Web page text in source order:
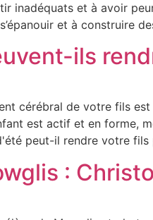
inadéquats et à avoir
et à construire
ils
cérébral de votre fils
est actif et en forme,
peut-il rendre votre
: